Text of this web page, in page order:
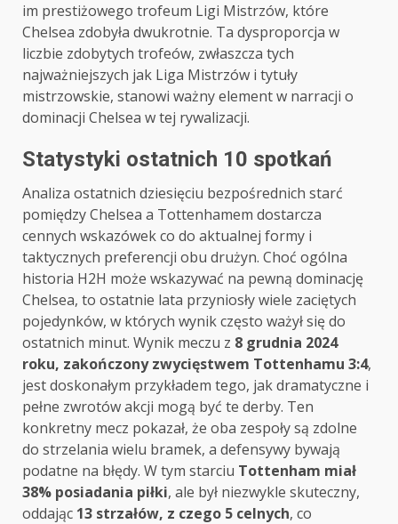
im prestiżowego trofeum Ligi Mistrzów, które
Chelsea zdobyła dwukrotnie. Ta dysproporcja w
liczbie zdobytych trofeów, zwłaszcza tych
najważniejszych jak Liga Mistrzów i tytuły
mistrzowskie, stanowi ważny element w narracji o
dominacji Chelsea w tej rywalizacji.
Statystyki ostatnich 10 spotkań
Analiza ostatnich dziesięciu bezpośrednich starć
pomiędzy Chelsea a Tottenhamem dostarcza
cennych wskazówek co do aktualnej formy i
taktycznych preferencji obu drużyn. Choć ogólna
historia H2H może wskazywać na pewną dominację
Chelsea, to ostatnie lata przyniosły wiele zaciętych
pojedynków, w których wynik często ważył się do
ostatnich minut. Wynik meczu z 8 grudnia 2024
roku, zakończony zwycięstwem Tottenhamu 3:4,
jest doskonałym przykładem tego, jak dramatyczne i
pełne zwrotów akcji mogą być te derby. Ten
konkretny mecz pokazał, że oba zespoły są zdolne
do strzelania wielu bramek, a defensywy bywają
podatne na błędy. W tym starciu Tottenham miał
38% posiadania piłki, ale był niezwykle skuteczny,
oddając 13 strzałów, z czego 5 celnych, co